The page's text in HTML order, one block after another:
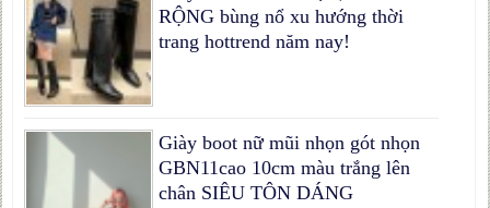
RỘNG bùng nổ xu hướng thời
trang hottrend năm nay!
Giày boot nữ mũi nhọn gót nhọn
GBN11cao 10cm màu trắng lên
chân SIÊU TÔN DÁNG